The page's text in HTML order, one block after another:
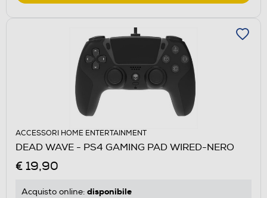
ACCESSORI HOME ENTERTAINMENT
DEAD WAVE - PS4 GAMING PAD WIRED-NERO
€ 19,90
Acquisto online: disponibile